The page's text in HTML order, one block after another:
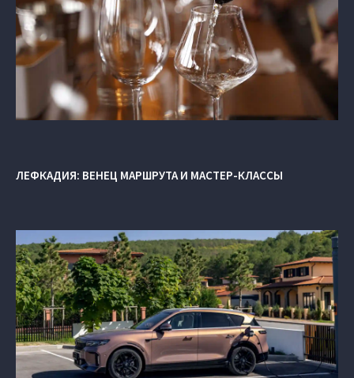
ЛЕФКАДИЯ: ВЕНЕЦ МАРШРУТА И МАСТЕР-КЛАССЫ